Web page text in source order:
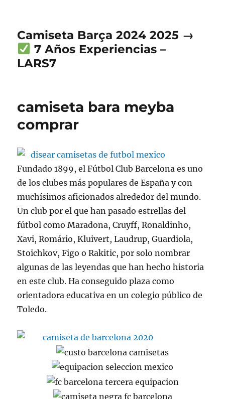
Camiseta Barça 2024 2025 →
7 Años Experiencias –
LARS7
camiseta bara meyba
comprar
Fundado 1899, el Fútbol Club Barcelona es uno
de los clubes más populares de España y con
muchísimos aficionados alrededor del mundo.
Un club por el que han pasado estrellas del
fútbol como Maradona, Cruyff, Ronaldinho,
Xavi, Romário, Kluivert, Laudrup, Guardiola,
Stoichkov, Figo o Rakitic, por solo nombrar
algunas de las leyendas que han hecho historia
en este club. Ha conseguido plaza como
orientadora educativa en un colegio público de
Toledo.